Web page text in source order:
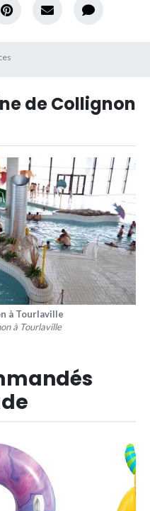
de Collignon
à Tourlaville
à Tourlaville